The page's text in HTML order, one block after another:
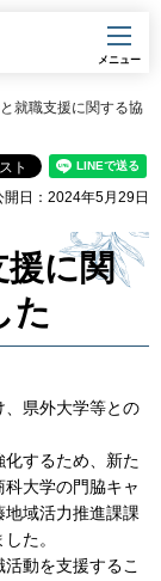
メニュー
就職支援に関する協
開日：2024年5月29日
援に関
た
県外大学等との
するため、新た
大学の門脇キャ
地域活力推進課課
た。
動を支援するこ